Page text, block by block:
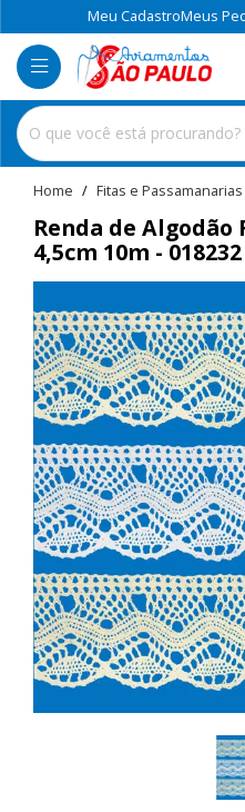
Meu CadastroMeus
home Fitas e Passamanarias
Renda de Algodão
4,5cm 10m - 018232